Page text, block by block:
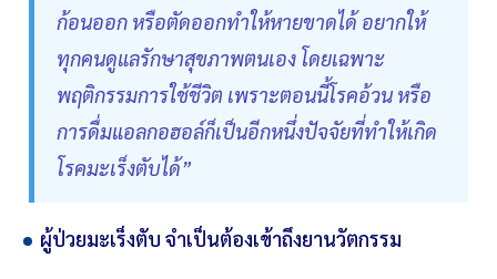
ก้อนออก หรือตัดออกทำให้หายขาดได้ อยากให้
ทุกคนดูแลรักษาสุขภาพตนเอง โดยเฉพาะ
พฤติกรรมการใช้ชีวิต เพราะตอนนี้โรคอ้วน หรือ
การดื่มแอลกอฮอล์ก็เป็นอีกหนึ่งปัจจัยที่ทำให้เกิด
โรคมะเร็งตับได้”
ผู้ป่วยมะเร็งตับ จำเป็นต้องเข้าถึงยานวัตกรรม